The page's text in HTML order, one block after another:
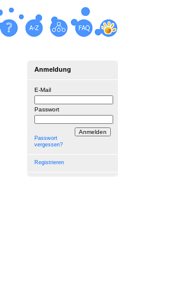
Anmeldung
E-Mail
Passwort
Passwort
vergessen?
Registrieren